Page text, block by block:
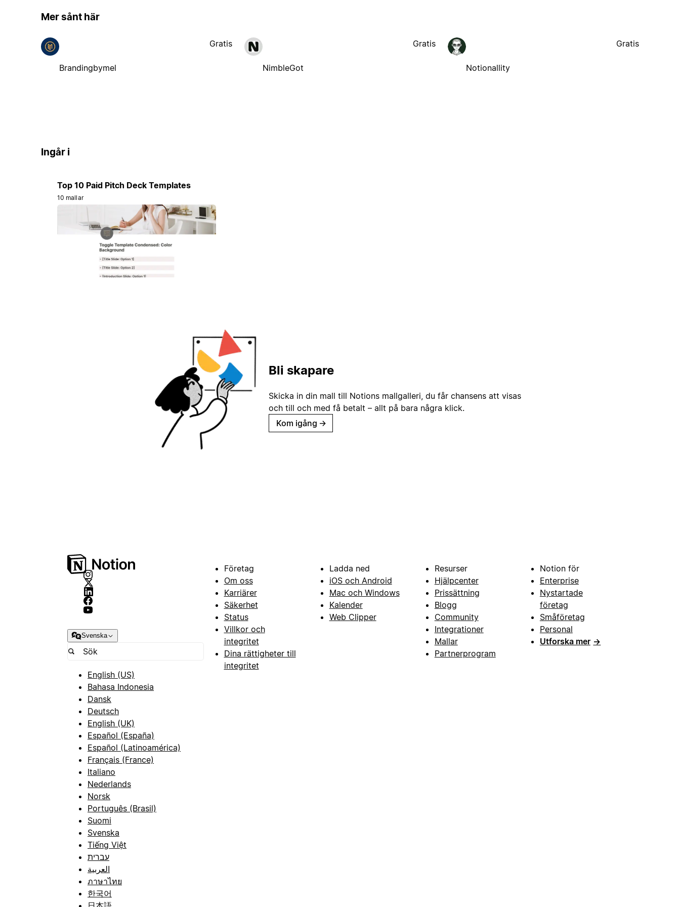
Mer sånt här
Brandingbymel
Gratis
NimbleGot
Gratis
Notionallity
Gratis
Ingår i
Top 10 Paid Pitch Deck Templates
10 mallar
Bli skapare
Skicka in din mall till Notions mallgalleri, du får chansens att visas
och till och med få betalt – allt på bara några klick.
Kom igång →
Svenska
English (US)
Bahasa Indonesia
Dansk
Deutsch
English (UK)
Español (España)
Español (Latinoamérica)
Français (France)
Italiano
Nederlands
Norsk
Português (Brasil)
Suomi
Svenska
Tiếng Việt
עברית
العربية
ภาษาไทย
한국어
Företag
Om oss
Karriärer
Säkerhet
Status
Villkor och
integritet
Dina rättigheter till
integritet
Ladda ned
iOS och Android
Mac och Windows
Kalender
Web Clipper
Resurser
Hjälpcenter
Prissättning
Blogg
Community
Integrationer
Mallar
Partnerprogram
Notion för
Enterprise
Nystartade
företag
Småföretag
Personal
Utforska mer →